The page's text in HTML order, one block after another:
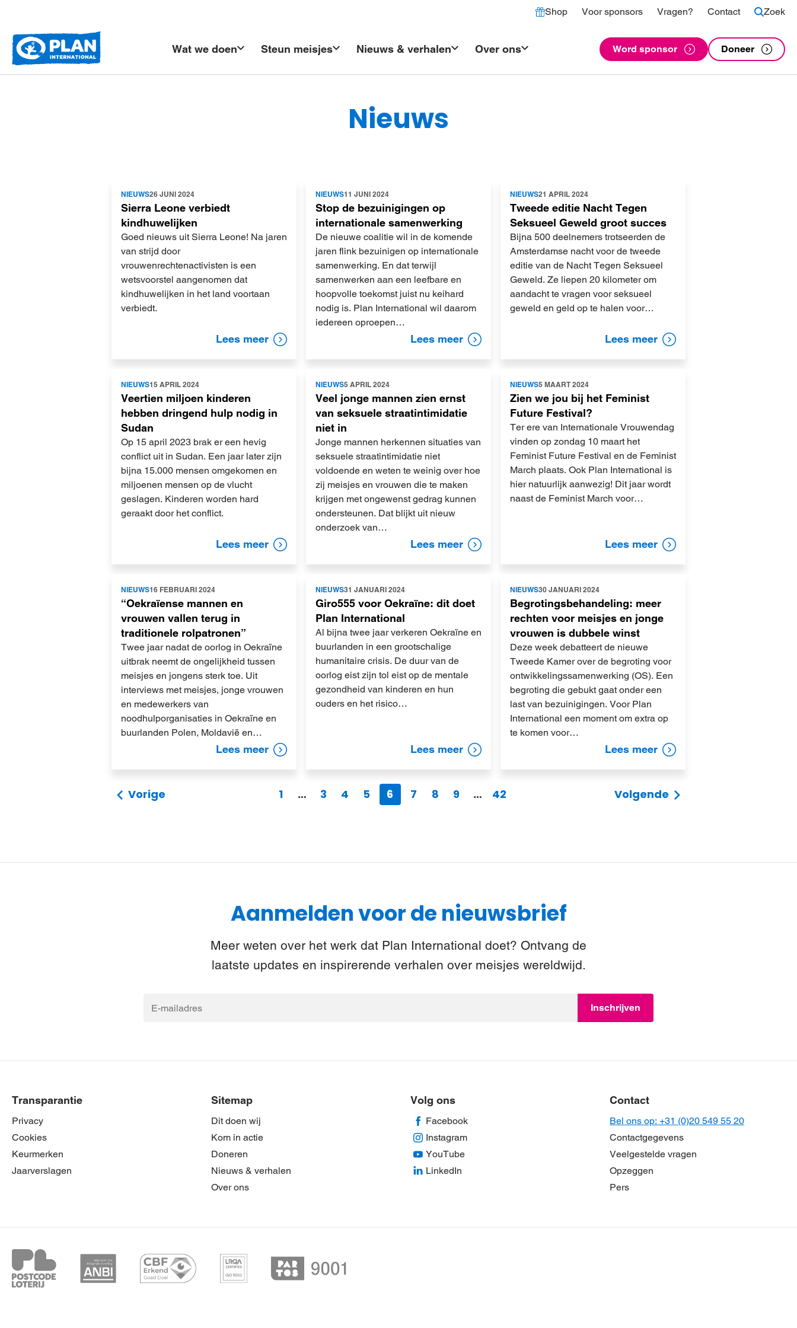
Shop Voor sponsors Vragen? Contact Zoek
Wat we doen Steun meisjes Nieuws & verhalen Over ons Word sponsor Doneer
Nieuws
NIEUWS26 JUNI 2024
Sierra Leone verbiedt
kindhuwelijken
Goed nieuws uit Sierra Leone! Na jaren
van strijd door
vrouwenrechtenactivisten is een
wetsvoorstel aangenomen dat
kindhuwelijken in het land voortaan
verbiedt.
Lees meer
meer
NIEUWS11 JUNI 2024
Stop de bezuinigingen op
internationale samenwerking
De nieuwe coalitie wil in de komende
jaren flink bezuinigen op internationale
samenwerking. En dat terwijl
samenwerken aan een leefbare en
hoopvolle toekomst juist nu keihard
nodig is. Plan International wil daarom
iedereen oproepen…
Lees meer
meer
NIEUWS21 APRIL 2024
Tweede editie Nacht Tegen
Seksueel Geweld groot succes
Bijna 500 deelnemers trotseerden de
Amsterdamse nacht voor de tweede
editie van de Nacht Tegen Seksueel
Geweld. Ze liepen 20 kilometer om
aandacht te vragen voor seksueel
geweld en geld op te halen voor…
Lees meer
meer
NIEUWS15 APRIL 2024
Veertien miljoen kinderen
hebben dringend hulp nodig in
Sudan
Op 15 april 2023 brak er een hevig
conflict uit in Sudan. Een jaar later zijn
bijna 15.000 mensen omgekomen en
miljoenen mensen op de vlucht
geslagen. Kinderen worden hard
geraakt door het conflict.
Lees meer
meer
NIEUWS5 APRIL 2024
Veel jonge mannen zien ernst
van seksuele straatintimidatie
niet in
Jonge mannen herkennen situaties van
seksuele straatintimidatie niet
voldoende en weten te weinig over hoe
zij meisjes en vrouwen die te maken
krijgen met ongewenst gedrag kunnen
ondersteunen. Dat blijkt uit nieuw
onderzoek van…
Lees meer
meer
NIEUWS5 MAART 2024
Zien we jou bij het Feminist
Future Festival?
Ter ere van Internationale Vrouwendag
vinden op zondag 10 maart het
Feminist Future Festival en de Feminist
March plaats. Ook Plan International is
hier natuurlijk aanwezig! Dit jaar wordt
naast de Feminist March voor…
Lees meer
meer
NIEUWS16 FEBRUARI 2024
“Oekraïense mannen en
vrouwen vallen terug in
traditionele rolpatronen”
Twee jaar nadat de oorlog in Oekraïne
uitbrak neemt de ongelijkheid tussen
meisjes en jongens sterk toe. Uit
interviews met meisjes, jonge vrouwen
en medewerkers van
noodhulporganisaties in Oekraïne en
buurlanden Polen, Moldavië en…
Lees meer
meer
NIEUWS31 JANUARI 2024
Giro555 voor Oekraïne: dit doet
Plan International
Al bijna twee jaar verkeren Oekraïne en
buurlanden in een grootschalige
humanitaire crisis. De duur van de
oorlog eist zijn tol eist op de mentale
gezondheid van kinderen en hun
ouders en het risico…
Lees meer
meer
NIEUWS30 JANUARI 2024
Begrotingsbehandeling: meer
rechten voor meisjes en jonge
vrouwen is dubbele winst
Deze week debatteert de nieuwe
Tweede Kamer over de begroting voor
ontwikkelingssamenwerking (OS). Een
begroting die gebukt gaat onder een
last van bezuinigingen. Voor Plan
International een moment om extra op
te komen voor…
Lees meer
meer
Vorige 1 … 3 4 5 6 7 8 9 … 42 Volgende
Aanmelden voor de nieuwsbrief
Meer weten over het werk dat Plan International doet? Ontvang de
laatste updates en inspirerende verhalen over meisjes wereldwijd.
E-
Inschrijven
Transparantie
Privacy
Cookies
Keurmerken
Jaarverslagen
Sitemap
Dit doen wij
Kom in actie
Doneren
Nieuws & verhalen
Over ons
Volg ons
Facebook
Instagram
YouTube
LinkedIn
Contact
Bel ons op: +31 (0)20 549 55 20
Contactgegevens
Veelgestelde vragen
Opzeggen
Pers